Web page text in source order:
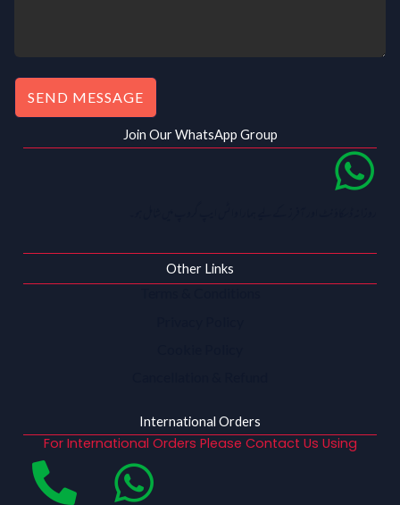
SEND MESSAGE
Join Our WhatsApp Group
Other Links
International Orders
For International Orders Please Contact Us Using